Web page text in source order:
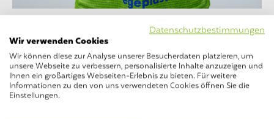
Rückraum
Nummer
Geburtstag7.2.2008
Größe
Bisherige Vereine
Datenschutzbestimmungen
Wir verwenden Cookies
Wir können diese zur Analyse unserer Besucherdaten platzieren, um
unsere Webseite zu verbessern, personalisierte Inhalte anzuzeigen und
Ihnen ein großartiges Webseiten-Erlebnis zu bieten. Für weitere
Informationen zu den von uns verwendeten Cookies öffnen Sie die
Einstellungen.